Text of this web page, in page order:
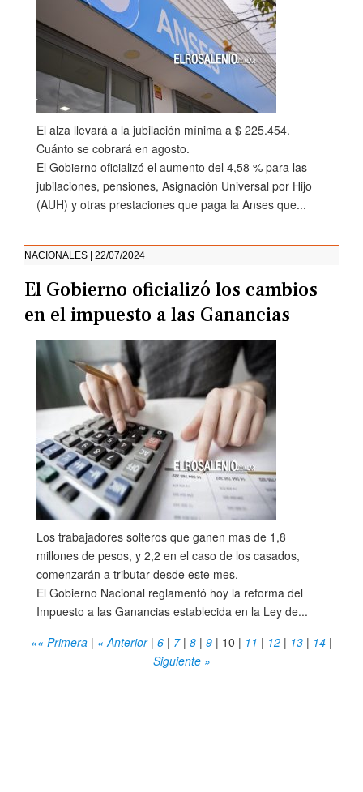
El alza llevará a la jubilación mínima a $ 225.454.
Cuánto se cobrará en agosto.
El Gobierno oficializó el aumento del 4,58 % para las
jubilaciones, pensiones, Asignación Universal por Hijo
(AUH) y otras prestaciones que paga la Anses que...
NACIONALES | 22/07/2024
El Gobierno oficializó los cambios
en el impuesto a las Ganancias
Los trabajadores solteros que ganen mas de 1,8
millones de pesos, y 2,2 en el caso de los casados,
comenzarán a tributar desde este mes.
El Gobierno Nacional reglamentó hoy la reforma del
Impuesto a las Ganancias establecida en la Ley de...
«« Primera | « Anterior| 6 | 7| 8 | 9 | 10 | 11 | 12 | 13 | 14 |
Siguiente »